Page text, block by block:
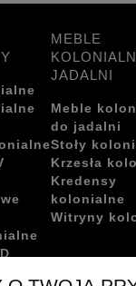
MEBLE
JADALNI
Meble
do jadalni
Stoły
Krzesła
Kredensy
kolonialne
Witryny